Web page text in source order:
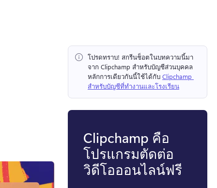
โปรดทราบ! สกรีนช็อตในบทความนี้มา
หลักการเดียวกันนี้ใช้ได้กับ Clipchamp
สำหรับบัญชีที่ทำงานและโรงเรียน
Clipchamp คือ
โปรแกรมตัดต่อ
วิดีโอออนไลน์ฟรี